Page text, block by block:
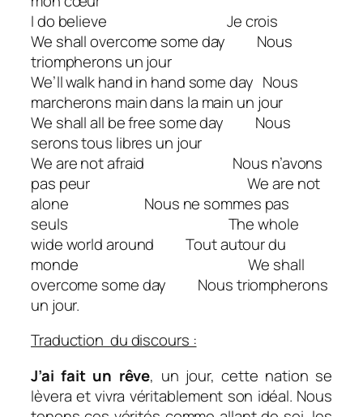
I do believe Je crois
We shall overcome some day Nous
triompherons un jour
We’ll walk hand in hand some day Nous
marcherons main dans la main un jour
We shall all be free some day Nous
serons tous libres un jour
We are not afraid Nous n’avons
pas peur We are not
alone Nous ne sommes pas
seuls The whole
wide world around Tout autour du
monde We shall
overcome some day Nous triompherons
un jour.
Traduction du discours :
J’ai fait un rêve, un jour, cette nation se
lèvera et vivra véritablement son idéal. Nous